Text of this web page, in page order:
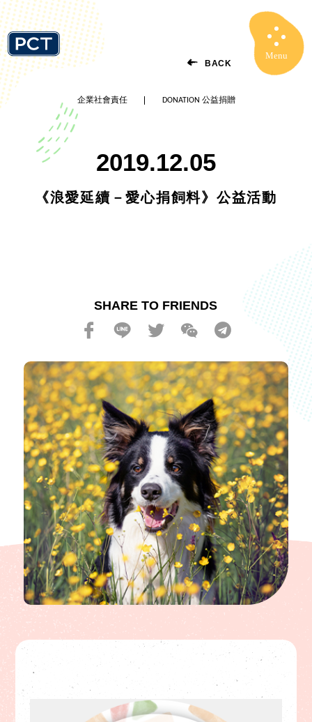
MenuClose
BACK
企業社會責任 DONATION 公益捐贈
2019.12.05
《浪愛延續－愛心捐飼料》公益活動
SHARE TO FRIENDS